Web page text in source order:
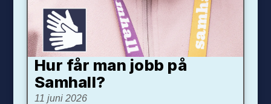
Hur får man jobb på
Samhall?
11 juni 2026